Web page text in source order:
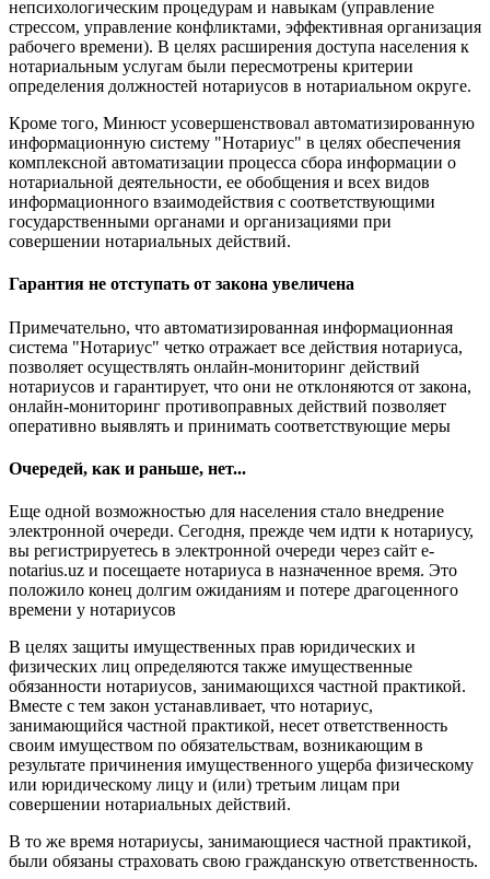
непсихологическим процедурам и навыкам (управление
стрессом, управление конфликтами, эффективная организация
рабочего времени). В целях расширения доступа населения к
нотариальным услугам были пересмотрены критерии
определения должностей нотариусов в нотариальном округе.
Кроме того, Минюст усовершенствовал автоматизированную
информационную систему "Нотариус" в целях обеспечения
комплексной автоматизации процесса сбора информации о
нотариальной деятельности, ее обобщения и всех видов
информационного взаимодействия с соответствующими
государственными органами и организациями при
совершении нотариальных действий.
Гарантия не отступать от закона увеличена
Примечательно, что автоматизированная информационная
система "Нотариус" четко отражает все действия нотариуса,
позволяет осуществлять онлайн-мониторинг действий
нотариусов и гарантирует, что они не отклоняются от закона,
онлайн-мониторинг противоправных действий позволяет
оперативно выявлять и принимать соответствующие меры
Очередей, как и раньше, нет...
Еще одной возможностью для населения стало внедрение
электронной очереди. Сегодня, прежде чем идти к нотариусу,
вы регистрируетесь в электронной очереди через сайт e-
notarius.uz и посещаете нотариуса в назначенное время. Это
положило конец долгим ожиданиям и потере драгоценного
времени у нотариусов
В целях защиты имущественных прав юридических и
физических лиц определяются также имущественные
обязанности нотариусов, занимающихся частной практикой.
Вместе с тем закон устанавливает, что нотариус,
занимающийся частной практикой, несет ответственность
своим имуществом по обязательствам, возникающим в
результате причинения имущественного ущерба физическому
или юридическому лицу и (или) третьим лицам при
совершении нотариальных действий.
В то же время нотариусы, занимающиеся частной практикой,
были обязаны страховать свою гражданскую ответственность.